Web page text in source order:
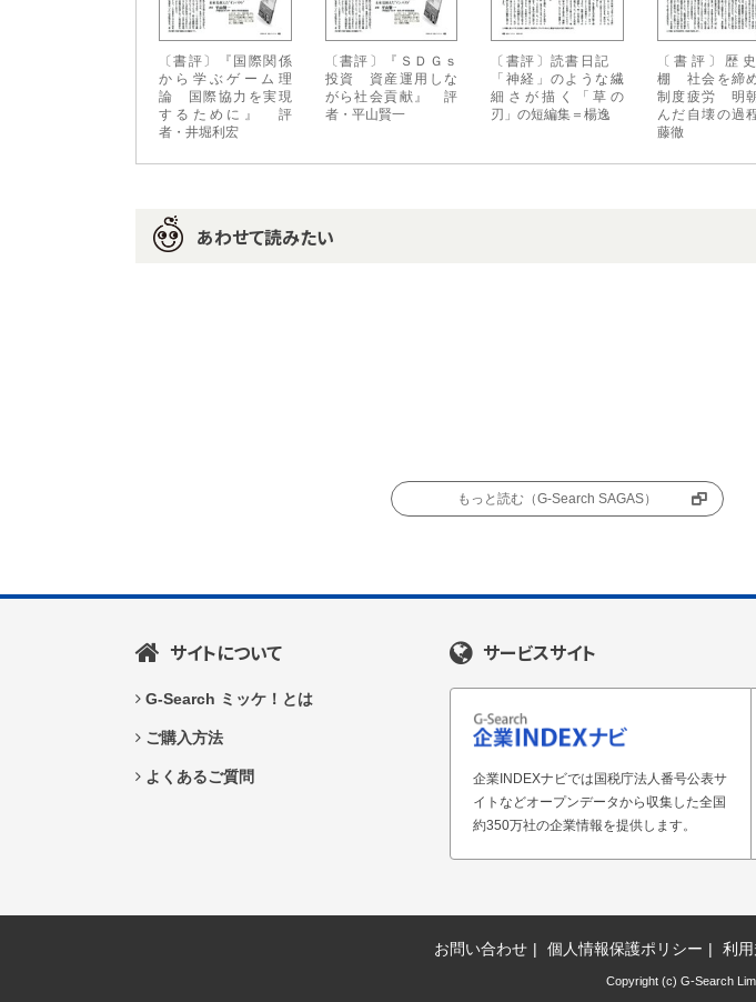
〔書評〕『国際関係
から学ぶゲーム理
論 国際協力を実現
するために』 評
者・井堀利宏
〔書評〕『ＳＤＧｓ
投資 資産運用しな
がら社会貢献』 評
者・平山賢一
〔書評〕読書日記
「神経」のような繊
細さが描く「草の
刃」の短編集＝楊逸
〔書評〕歴
棚 社会を締
制度疲労 明
んだ自壊の過
藤徹
あわせて読みたい
もっと読む（G-Search SAGAS）
サイトについて
G-Search ミッケ！とは
ご購入方法
よくあるご質問
サービスサイト
企業INDEXナビでは国税庁法人番号公表サ
イトなどオープンデータから収集した全国
約350万社の企業情報を提供します。
お問い合わせ 個人情報保護ポリシー 利
Copyright (c) G-Search